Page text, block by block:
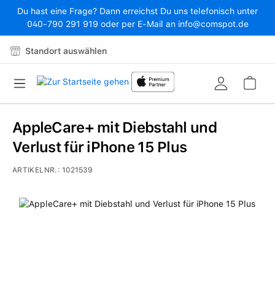
Zum Hauptinhalt springen
Du hast eine Frage? Dann erreichst Du uns telefonisch unter
040-790 291 919 oder per E-Mail an info@comspot.de
Standort auswählen
Bildergalerie überspringen
AppleCare+ mit Diebstahl und
Verlust für iPhone 15 Plus
ARTIKELNR.:1021539